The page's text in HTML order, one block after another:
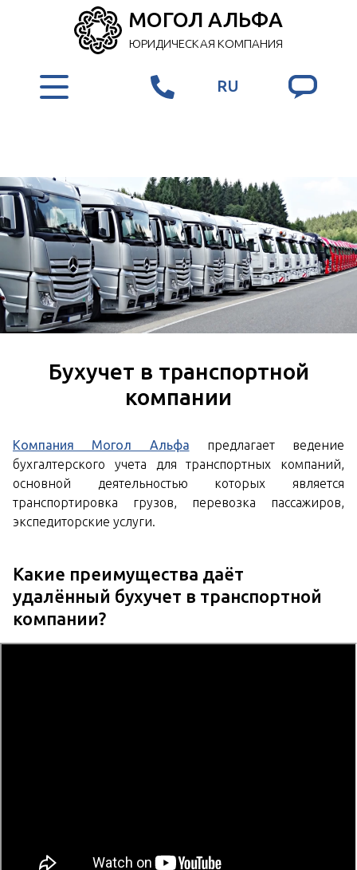
МОГОЛ АЛЬФА
ЮРИДИЧЕСКАЯ КОМПАНИЯ
RU
Бухучет в транспортной
компании
Компания Могол Альфа предлагает ведение
бухгалтерского учета для транспортных компаний,
основной деятельностью которых является
транспортировка грузов, перевозка пассажиров,
экспедиторские услуги.
Какие преимущества даёт
удалённый бухучет в транспортной
компании?